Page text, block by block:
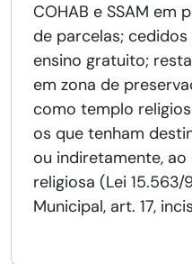
COHAB e SSAM em
de parcelas;
ensino gratuito;
em zona de
como templo
os que tenham
ou indiretamente,
religiosa (Lei
Municipal, art. 17,